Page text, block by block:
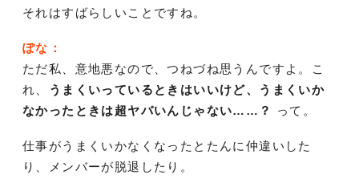
それはすばらしいことですね。
ぽな：
ただ私、意地悪なので、つねづね思うんですよ。こ
れ、
うまくいっているときはいいけど、うまくいか
なかったときは超ヤバいんじゃない……？
って。
仕事がうまくいかなくなったとたんに仲違いした
り、メンバーが脱退したり。